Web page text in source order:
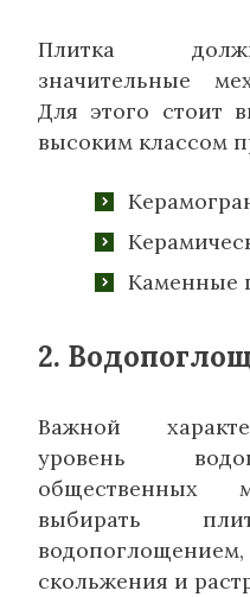
Плитка
значительные
Для этого стоит
высоким классом
Каменные
2.
Важной
уровень
общественных
выбирать
скольжения и